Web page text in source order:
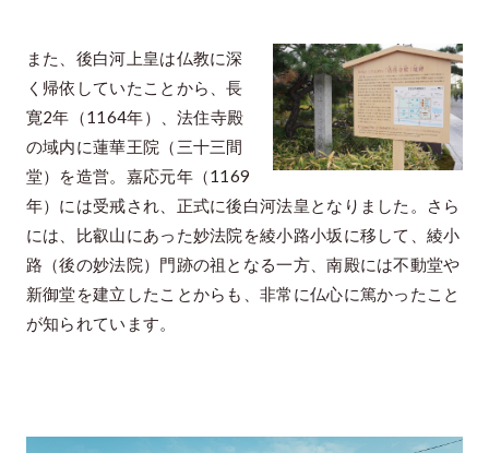
また、後白河上皇は仏教に深
く帰依していたことから、長
寛2年（1164年）、法住寺殿
の域内に蓮華王院（三十三間
堂）を造営。嘉応元年（1169
年）には受戒され、正式に後白河法皇となりました。さら
には、比叡山にあった妙法院を綾小路小坂に移して、綾小
路（後の妙法院）門跡の祖となる一方、南殿には不動堂や
新御堂を建立したことからも、非常に仏心に篤かったこと
が知られています。